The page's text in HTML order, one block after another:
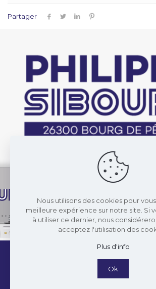
Partager
© 2022 Transports Philippe
Licom
Mentions
Nous utilisons des cookies pour
meilleure expérience sur notre site. Si
à utiliser ce dernier, nous
acceptez l'utilisation des
Plus d'info
Ok